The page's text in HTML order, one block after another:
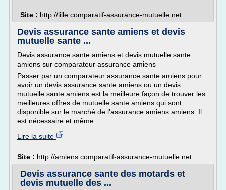
Site : http://lille.comparatif-assurance-mutuelle.net
Devis assurance sante amiens et devis
mutuelle sante ...
Devis assurance sante amiens et devis mutuelle sante
amiens sur comparateur assurance amiens
Passer par un comparateur assurance sante amiens pour
avoir un devis assurance sante amiens ou un devis
mutuelle sante amiens est la meilleure façon de trouver les
meilleures offres de mutuelle sante amiens qui sont
disponible sur le marché de l'assurance amiens amiens. Il
est nécessaire et même...
Lire la suite
Site : http://amiens.comparatif-assurance-mutuelle.net
Devis assurance sante des motards et
devis mutuelle des ...